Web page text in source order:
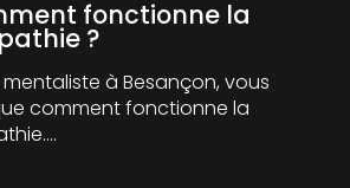
fonctionne la
?
mentaliste à Besançon, vous
comment fonctionne la